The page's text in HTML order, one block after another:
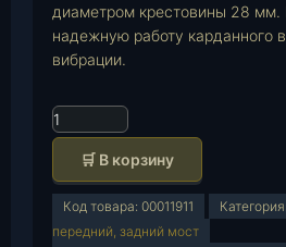
диаметром крестовины 28 мм.
надежную работу карданного
вибрации.
К
о
и
🛒 В корзину
Код товара: 00011911 Категория:
передний, задний мост